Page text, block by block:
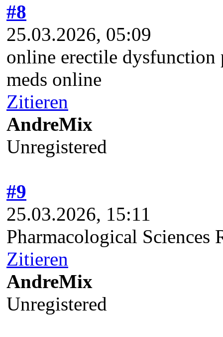
#8
25.03.2026, 05:09
online erectile
meds online
Zitieren
AndreMix
Unregistered
#9
25.03.2026, 15:11
Pharmacological Sciences
Zitieren
AndreMix
Unregistered